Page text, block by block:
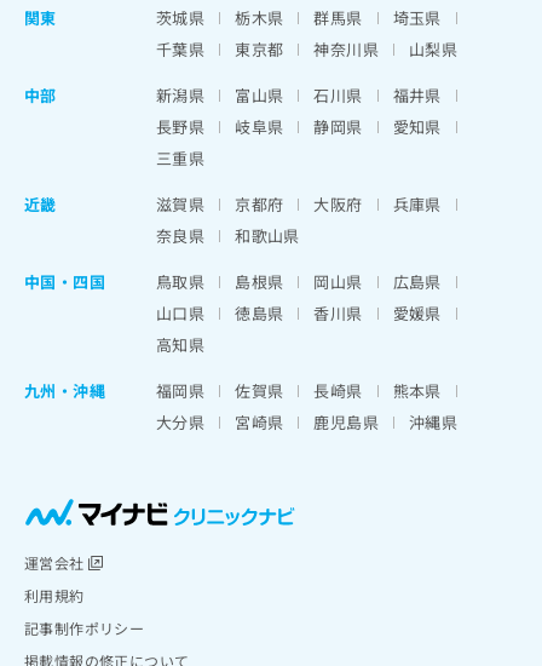
関東
茨城県 栃木県 群馬県
埼玉県
千葉県
東京都 神奈川県
山梨県
中部
新潟県 富山県 石川県
福井県
長野県
岐阜県 静岡県
愛知県
三重県
近畿
滋賀県 京都府 大阪府
兵庫県
奈良県
和歌山県
中国・四国
鳥取県 島根県 岡山県
広島県
山口県
徳島県 香川県
愛媛県
高知県
九州・沖縄
福岡県 佐賀県 長崎県
熊本県
大分県
宮崎県 鹿児島県 沖縄県
運営会社
利用規約
記事制作ポリシー
掲載情報の修正について